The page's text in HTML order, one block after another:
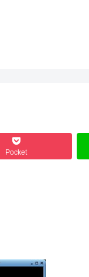
Pocket